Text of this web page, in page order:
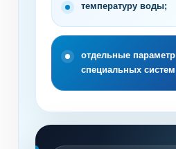
температуру воды;
отдельные
специальных